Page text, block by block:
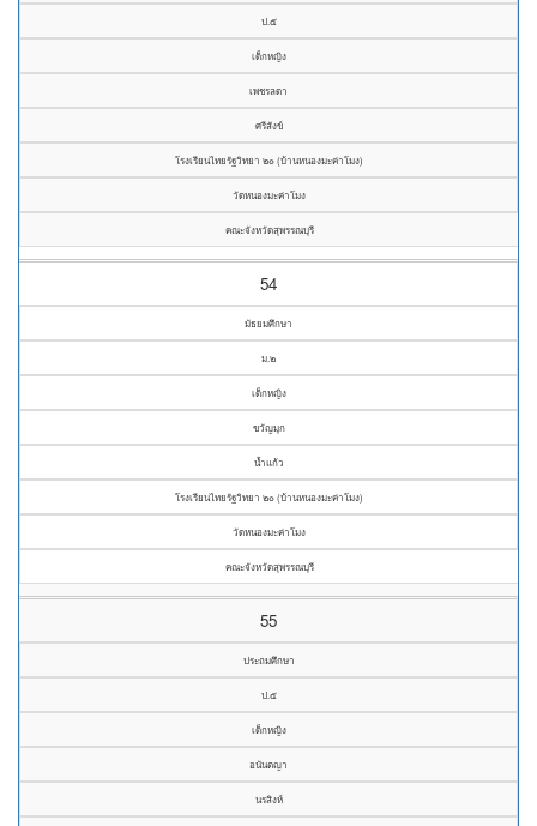
ป.๕
เด็กหญิง
เพชรลดา
ศรีสังข์
โรงเรียนไทยรัฐวิทยา ๒๐ (บ้านหนองมะค่าโมง)
วัดหนองมะค่าโมง
คณะจังหวัดสุพรรณบุรี
54
มัธยมศึกษา
ม.๒
เด็กหญิง
ขวัญมุก
น้ำแก้ว
โรงเรียนไทยรัฐวิทยา ๒๐ (บ้านหนองมะค่าโมง)
วัดหนองมะค่าโมง
คณะจังหวัดสุพรรณบุรี
55
ประถมศึกษา
ป.๕
เด็กหญิง
อนันตญา
นรสิงห์